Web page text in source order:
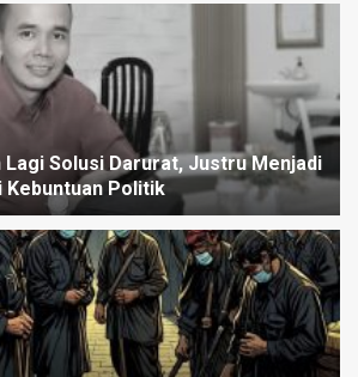
Lagi Solusi Darurat, Justru Menjadi
Politik